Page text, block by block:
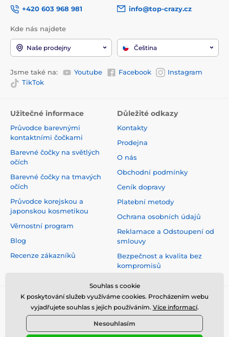
+420 603 968 981
info@top-crazy.cz
Kde nás najdete
Naše prodejny Čeština
Jsme také na: Youtube Facebook
Instagram
TikTok
Užitečné informace
Průvodce barevnými
kontaktními čočkami
Barevné čočky na světlých
očích
Barevné čočky na tmavých
očích
Průvodce korejskou a
japonskou kosmetikou
Věrnostní program
Blog
Recenze zákazníků
Důležité odkazy
Kontakty
Prodejna
O nás
Obchodní podmínky
Ceník dopravy
Platební metody
Ochrana osobních údajů
Reklamace a Odstoupení od
smlouvy
Bezpečnost a kvalita bez
kompromisů
Souhlas s cookie
K poskytování služeb využíváme cookies. Procházením webu
vyjadřujete souhlas s jejich používáním. Více informací.
Nesouhlasím